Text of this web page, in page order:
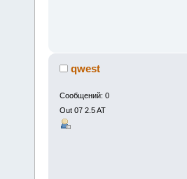
qwest
Сообщений: 0
Out 07 2.5 AT